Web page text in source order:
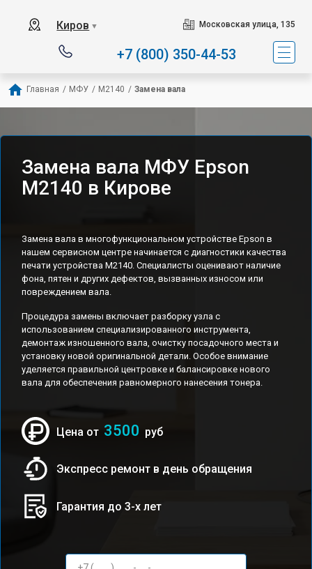
Киров ▼ Московская улица, 135
+7 (800) 350-44-53
Главная / МФУ / M2140 / Замена вала
Замена вала МФУ Epson
M2140 в Кирове
Замена вала в многофункциональном устройстве Epson в
нашем сервисном центре начинается с диагностики качества
печати устройства M2140. Специалисты оценивают наличие
фона, пятен и других дефектов, вызванных износом или
повреждением вала.
Процедура замены включает разборку узла с
использованием специализированного инструмента,
демонтаж изношенного вала, очистку посадочного места и
установку новой оригинальной детали. Особое внимание
уделяется правильной центровке и балансировке нового
вала для обеспечения равномерного нанесения тонера.
Цена от 3500 руб
Экспресс ремонт в день обращения
Гарантия до 3-х лет